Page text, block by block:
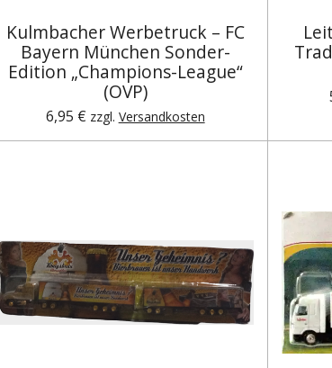
Kulmbacher Werbetruck – FC
Bayern München Sonder-
Edition „Champions-League“
(OVP)
6,95 € zzgl. Versandkosten